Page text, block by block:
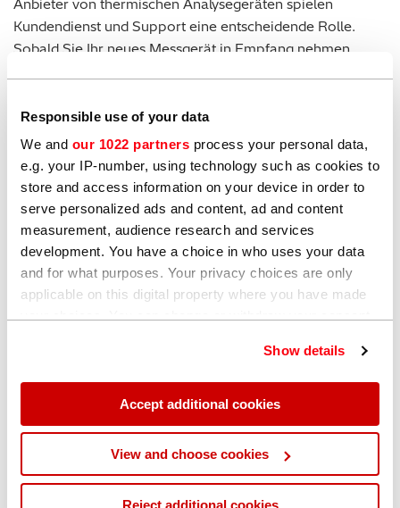
Responsible use of your data
We and our 1022 partners process your personal data,
e.g. your IP-number, using technology such as cookies to
store and access information on your device in order to
serve personalized ads and content, ad and content
measurement, audience research and services
development. You have a choice in who uses your data
and for what purposes. Your privacy choices are only
applicable on this digital property where you have made
If you allow, we would also like to:
Collect information about your geographical
location which can be accurate to within several
Show details
Accept additional cookies
View and choose cookies
Reject additional cookies
Anbieter von thermischen Analysegeräten spielen
Kundendienst und Support eine entscheidende Rolle.
Sobald Sie Ihr neues Messgerät in Empfang nehmen,
Wir helfen Ihnen bei der Einrichtung und
Von der Bedienerschulung bis hin zu Empfehlungen
zur Gerätepflege – wir stellen sicher, dass Sie vom
ersten Tag an die besten Ergebnisse mit Ihrem
Analysegerät erzielen.
Hohe Verfügbarkeit.
Unser Kundendienstteam unterstützt Sie tatkräftig bei
Diagnosen, Reparaturen und Neukalibrierungen.
Unterstützung bei neuen Anforderungen.
Wir informieren und beraten Sie über die aktuellsten
Bitte aktualisieren Sie Ihre Kontaktinformationen, so dass
wir Ihnen weiterhin einen erstklassigen Kundendienst